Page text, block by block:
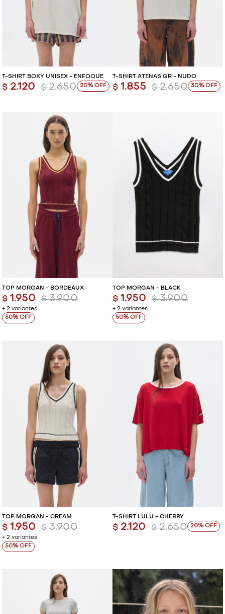
T-SHIRT BOXY UNISEX - ENFOQUE
$ 2.120 $ 2.650 20
T-SHIRT ATENAS GR - NUDO
$ 1.855 $ 2.650 30
TOP MORGAN - BORDEAUX
+ 2 variantes
$ 1.950 $ 3.900
50
TOP MORGAN - BLACK
+ 2 variantes
$ 1.950 $ 3.900
50
TOP MORGAN - CREAM
+ 2 variantes
$ 1.950 $ 3.900
50
T-SHIRT LULU - CHERRY
$ 2.120 $ 2.650 20